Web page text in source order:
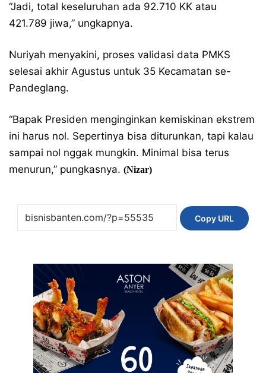
“Jadi, total keseluruhan ada 92.710 KK atau
421.789 jiwa,” ungkapnya.
Nuriyah menyakini, proses validasi data PMKS
selesai akhir Agustus untuk 35 Kecamatan se-
Pandeglang.
“Bapak Presiden menginginkan kemiskinan ekstrem
ini harus nol. Sepertinya bisa diturunkan, tapi kalau
sampai nol nggak mungkin. Minimal bisa terus
menurun,” pungkasnya. (Nizar)
Copy URL